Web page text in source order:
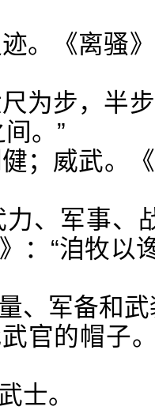
。《离骚
为步，半
。”
；威武。
、军事、
：“洎牧以
、军备和
官的帽子
士。